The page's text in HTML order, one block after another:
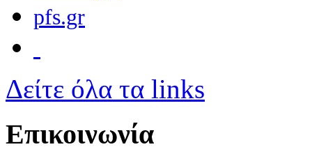
pfs.gr
Δείτε όλα τα links
Επικοινωνία